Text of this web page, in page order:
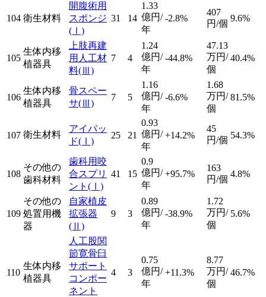
104 衛生材料
開腹術用
スポンジ
(Ⅰ)
31 14
1.33
億円/
年
-2.8%
407
円/個
9.6%
105
生体内移
植器具
上肢再建
用人工材
料(Ⅲ)
7 4
1.24
億円/
年
-44.8%
47.13
万円/
個
40.4%
106
生体内移
植器具
骨スペー
サ(Ⅲ)
7 5
1.16
億円/
年
-6.6%
1.68
万円/
個
81.5%
107 衛生材料
アイパッ
ド(Ⅰ)
25 21
0.93
億円/
年
+14.2%
45
円/個 54.3%
108
その他の
歯科材料
歯科用咬
合スプリ
ント (Ⅰ)
41 15
0.9
億円/
年
+95.7%
163
円/個
4.8%
109
その他の
処置用機
器
自家植皮
拡張器
(Ⅱ)
9 3
0.89
億円/
年
-38.9%
1.72
万円/
個
5.6%
110
生体内移
植器具
人工股関
節寛骨臼
サポート
コンポー
ネント
4 3
0.75
億円/
年
+11.3%
8.77
万円/
個
46.7%